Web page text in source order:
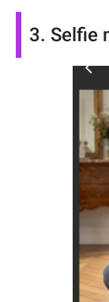
3. Selfie